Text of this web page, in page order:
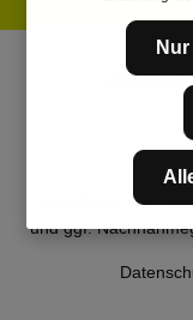
* Alle Preise inkl.
und ggf.